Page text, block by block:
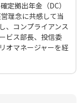
定拠出年金（DC）
理念に共感して当
、コンプライアンス
ビス部長、投信委
オマネージャーを経